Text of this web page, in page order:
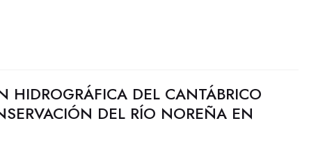
HIDROGRÁFICA DEL CANTÁBRICO
DEL RÍO NOREÑA EN